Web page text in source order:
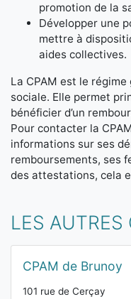
promotion de la
Développer une
mettre à
aides collectives.
La CPAM est le
sociale. Elle permet
bénéficier d’un
Pour contacter la
informations sur ses
remboursements, ses
des attestations, cela
LES AUTRES
CPAM de Brunoy
101 rue de Cerçay